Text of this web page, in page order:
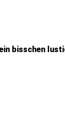
bisschen